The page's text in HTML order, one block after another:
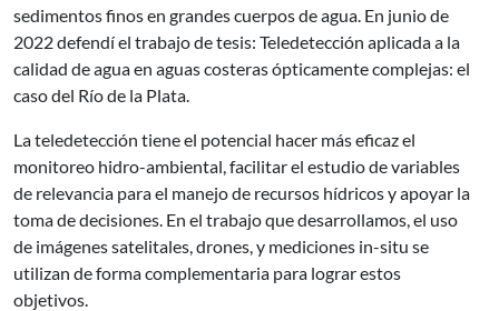
sedimentos finos en grandes cuerpos de agua. En junio de
2022 defendí el trabajo de tesis: Teledetección aplicada a la
calidad de agua en aguas costeras ópticamente complejas: el
caso del Río de la Plata.
La teledetección tiene el potencial hacer más eficaz el
monitoreo hidro-ambiental, facilitar el estudio de variables
de relevancia para el manejo de recursos hídricos y apoyar la
toma de decisiones. En el trabajo que desarrollamos, el uso
de imágenes satelitales, drones, y mediciones in-situ se
utilizan de forma complementaria para lograr estos
objetivos.